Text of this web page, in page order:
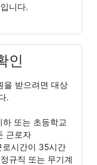
니다.
인
을 받으려면 대상
.
하 또는 초등학교
근로자
로시간이 35시간
규직 또는 무기계